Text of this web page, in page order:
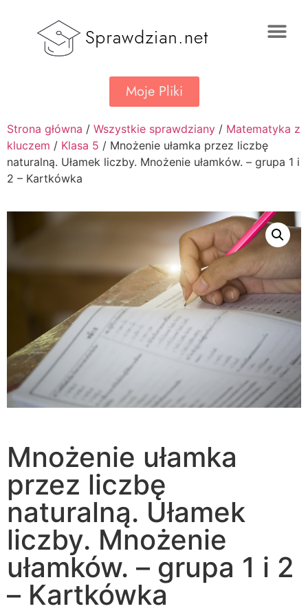
Moje Pliki
Strona główna / Wszystkie sprawdziany / Matematyka z
kluczem / Klasa 5 / Mnożenie ułamka przez liczbę
naturalną. Ułamek liczby. Mnożenie ułamków. – grupa 1 i
2 – Kartkówka
Mnożenie ułamka
przez liczbę
naturalną. Ułamek
liczby. Mnożenie
ułamków. – grupa 1 i 2
– Kartkówka